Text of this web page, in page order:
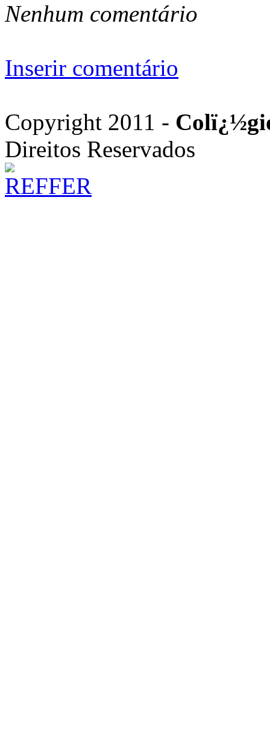
Nenhum comentário
Inserir comentário
Copyright 2011 -
Direitos Reservados